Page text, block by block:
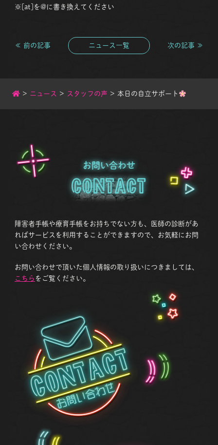
※[at]を@に書き換えてください
≪ 前の記事 ニュース一覧 次の記事 ≫
> ニュース > スタッフの声 > 本日の自立サポート
お問い合わせ
Contact
障害者手帳や療育手帳をお持ちでない方も、医師の診断があ
ればサービスを利用することができますので、お気軽にお問
い合わせください。
お問い合わせで頂いた個人情報の取り扱いにつきましては、
こちら をご覧ください。